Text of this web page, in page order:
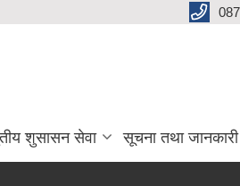
शुसासन सेवा सूचना तथा जानकारी